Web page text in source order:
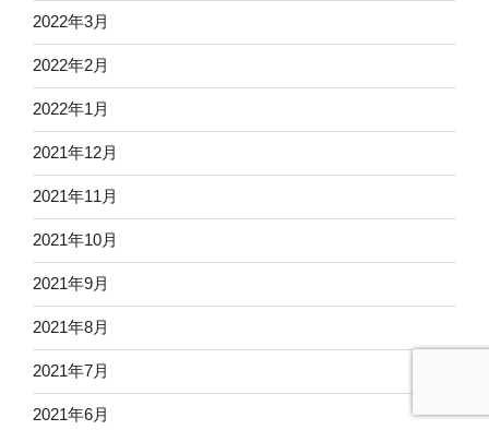
2022年3月
2022年2月
2022年1月
2021年12月
2021年11月
2021年10月
2021年9月
2021年8月
2021年7月
2021年6月